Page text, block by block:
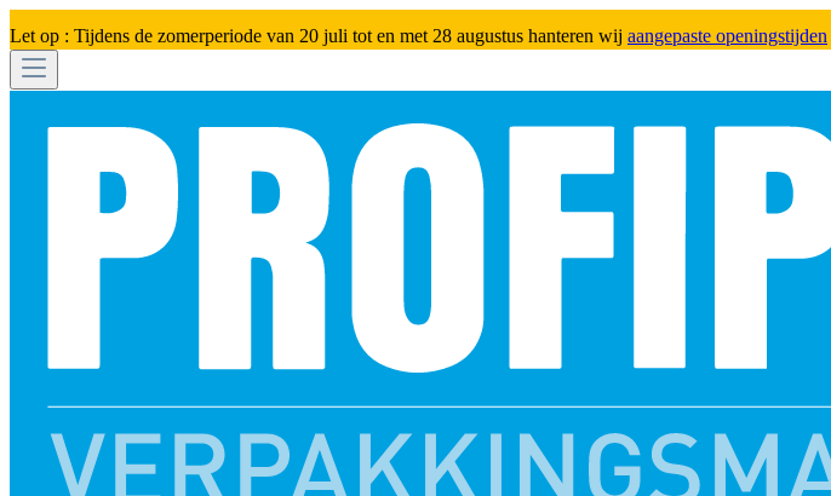
Let op : Tijdens de zomerperiode van 20 juli tot en met 28 augustus hanteren wij aangepaste openingstijden